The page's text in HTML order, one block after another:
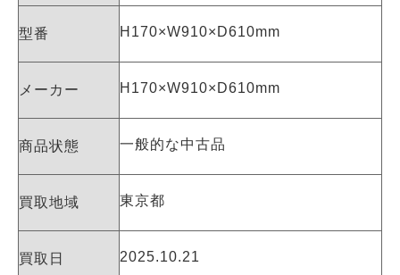
型番 H170×W910×D610mm
メーカー H170×W910×D610mm
商品状態 一般的な中古品
買取地域 東京都
買取日 2025.10.21